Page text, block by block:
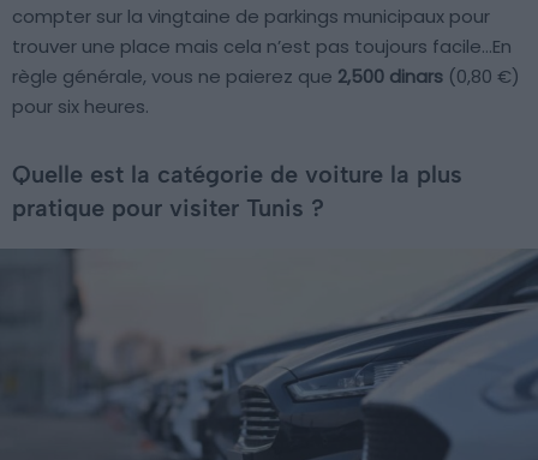
compter sur la vingtaine de parkings municipaux pour
trouver une place mais cela n’est pas toujours facile…En
règle générale, vous ne paierez que 2,500 dinars (0,80 €)
pour six heures.
Quelle est la catégorie de voiture la plus
pratique pour visiter Tunis ?